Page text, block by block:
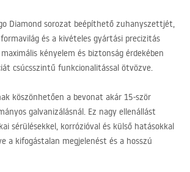
Diamond sorozat beépíthető zuhanyszettjét,
és a kivételes gyártási precizitás
kényelem és biztonság érdekében
csúcsszintű funkcionalitással ötvözve.
köszönhetően a bevonat akár 15-ször
galvanizálásnál. Ez nagy ellenállást
sérülésekkel, korrózióval és külső hatásokkal
a kifogástalan megjelenést és a hosszú